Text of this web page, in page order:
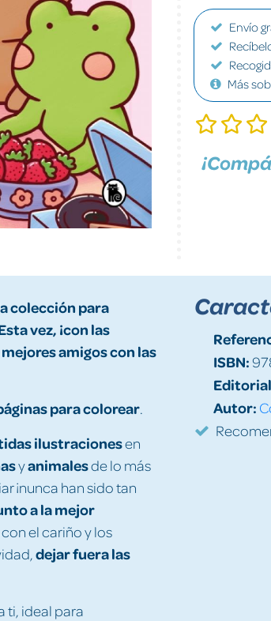
Envío
Más
colección para
vez, ¡con las
amigoscon las
para colorear.
ilustracionesen
yanimalesde lo más
¡nunca han sido tan
a la mejor
el cariño y los
dejar fuera las
ti, ideal para
ISBN:
Autor: